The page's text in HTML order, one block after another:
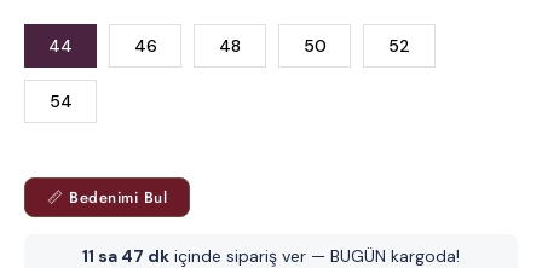
44 46 48 50 52
54
📏 Bedenimi Bul
11 sa 47 dk içinde sipariş ver — BUGÜN kargoda!